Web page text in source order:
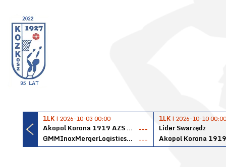
1LK | 2026-10-03 00:00
Akopol Korona 1919 AZS PK Kraków
---
GMMInoxMergerLogisticsPanteryŁańcut
---
1LK | 2026-10-10 00:00
Lider Swarzędz